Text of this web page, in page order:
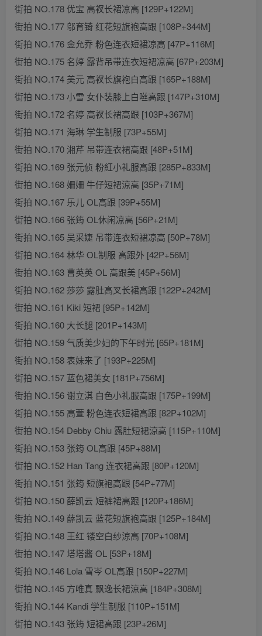
街拍 NO.178 优宝 高衩长裙凉高 [129P+122M]
街拍 NO.177 邬育锜 红花短旗袍高跟 [108P+344M]
街拍 NO.176 金允乔 粉色连衣短裙凉高 [47P+116M]
街拍 NO.175 名婷 露背吊带连衣短裙凉高 [67P+203M]
街拍 NO.174 美元 高衩长旗袍白高跟 [165P+188M]
街拍 NO.173 小雪 女仆装膝上白咝高跟 [147P+310M]
街拍 NO.172 名婷 高衩长裙高跟 [103P+367M]
街拍 NO.171 海琳 学生制服 [73P+55M]
街拍 NO.170 湘芹 吊带连衣裙高跟 [48P+51M]
街拍 NO.169 张元侦 粉紅小礼服高跟 [285P+833M]
街拍 NO.168 姍姍 牛仔短裙涼高 [35P+71M]
街拍 NO.167 乐儿 OL高跟 [39P+55M]
街拍 NO.166 张筠 OL休闲凉高 [56P+21M]
街拍 NO.165 吴采婕 吊带连衣短裙凉高 [50P+78M]
街拍 NO.164 林华 OL制服 高跟外 [42P+56M]
街拍 NO.163 曹英英 OL 高跟美 [45P+56M]
街拍 NO.162 莎莎 露肚高叉长裙高跟 [122P+242M]
街拍 NO.161 Kiki 短裙 [95P+142M]
街拍 NO.160 大长腿 [201P+143M]
街拍 NO.159 气质美少妇的下午时光 [65P+181M]
街拍 NO.158 表妹来了 [193P+225M]
街拍 NO.157 蓝色裙美女 [181P+756M]
街拍 NO.156 谢立淇 白色小礼服高跟 [175P+199M]
街拍 NO.155 高萱 粉色连衣短裙高跟 [82P+102M]
街拍 NO.154 Debby Chiu 露肚短裙涼高 [115P+110M]
街拍 NO.153 张筠 OL高跟 [45P+88M]
街拍 NO.152 Han Tang 连衣裙高跟 [80P+120M]
街拍 NO.151 张筠 短旗袍高跟 [54P+77M]
街拍 NO.150 薛凯云 短裤裙高跟 [120P+186M]
街拍 NO.149 薛凯云 蓝花短旗袍高跟 [125P+184M]
街拍 NO.148 王红 镂空白纱涼高 [70P+108M]
街拍 NO.147 塔塔酱 OL [53P+18M]
街拍 NO.146 Lola 雪岑 OL高跟 [150P+227M]
街拍 NO.145 方唯真 飘逸长裙涼高 [184P+308M]
街拍 NO.144 Kandi 学生制服 [110P+151M]
街拍 NO.143 张筠 短裙高跟 [23P+26M]